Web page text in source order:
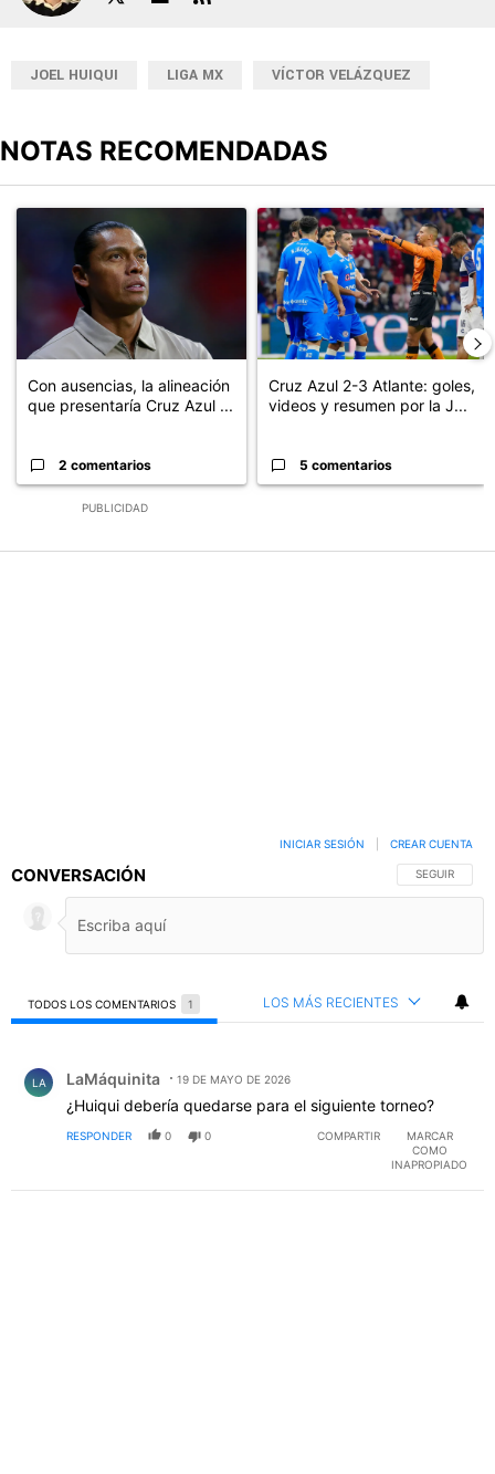
JOEL HUIQUI LIGA MX VÍCTOR VELÁZQUEZ
NOTAS RECOMENDADAS
PUBLICIDAD
Un artículo de tendencia con el título "Con ausencias, la
Con ausencias, la alineación
que presentaría Cruz Azul ...
2 comentarios
Un artículo de tendencia con el
Cruz Azul 2-3 Atlante: goles,
videos y resumen por la J...
5 comentarios
CONVERSACIÓN SIGA ESTA
SEGUIR
INICIAR SESIÓN CREAR CUENTA
TODOS LOS COMENTARIOS 1 LOS MÁS RECIENTES
LA LaMáquinita 19 DE MAYO DE 2026
¿Huiqui debería quedarse para el siguiente torneo?
RESPONDER 0 0 COMPARTIR
MARCAR
COMO
INAPROPIADO